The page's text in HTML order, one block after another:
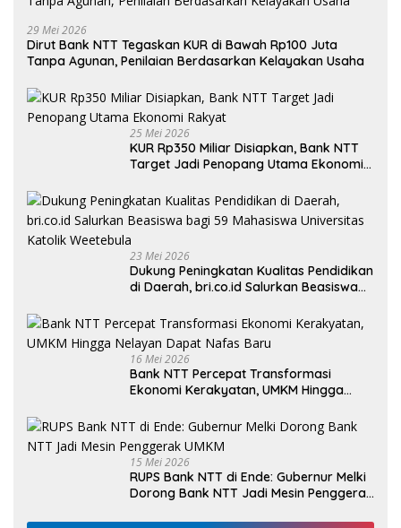
29 Mei 2026
Dirut Bank NTT Tegaskan KUR di Bawah Rp100 Juta
Tanpa Agunan, Penilaian Berdasarkan Kelayakan Usaha
25 Mei 2026
KUR Rp350 Miliar Disiapkan, Bank NTT
Target Jadi Penopang Utama Ekonomi
23 Mei 2026
Dukung Peningkatan Kualitas Pendidikan
di Daerah, bri.co.id Salurkan Beasiswa
Weetebula
16 Mei 2026
Bank NTT Percepat Transformasi
Ekonomi Kerakyatan, UMKM Hingga
15 Mei 2026
RUPS Bank NTT di Ende: Gubernur Melki
Dorong Bank NTT Jadi Mesin Penggerak